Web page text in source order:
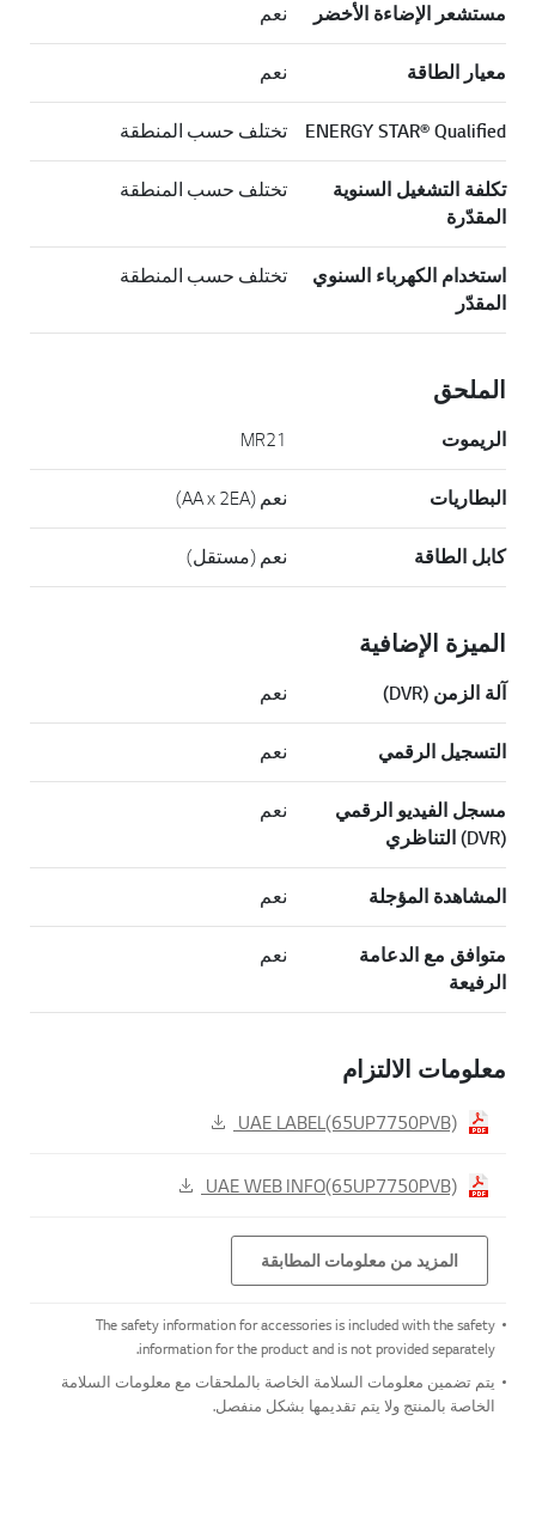
مستشعر الإضاءة الأخضر نعم
معيار الطاقة نعم
ENERGY STAR® Qualified تختلف حسب المنطقة
تكلفة التشغيل السنوية
المقدّرة
تختلف حسب المنطقة
استخدام الكهرباء السنوي
المقدّر
تختلف حسب المنطقة
الملحق
الريموت MR21
البطاريات نعم (AA x 2EA)
كابل الطاقة نعم (مستقل)
الميزة الإضافية
آلة الزمن (DVR) نعم
التسجيل الرقمي نعم
مسجل الفيديو الرقمي
(DVR) التناظري
نعم
المشاهدة المؤجلة نعم
متوافق مع الدعامة
الرفيعة
نعم
معلومات الالتزام
UAE LABEL(65UP7750PVB)
UAE WEB INFO(65UP7750PVB)
المزيد من معلومات المطابقة
The safety information for accessories is included with the safety
information for the product and is not provided separately.
يتم تضمين معلومات السلامة الخاصة بالملحقات مع معلومات السلامة
الخاصة بالمنتج ولا يتم تقديمها بشكل منفصل.